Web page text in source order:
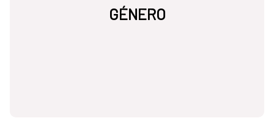
GÉNERO